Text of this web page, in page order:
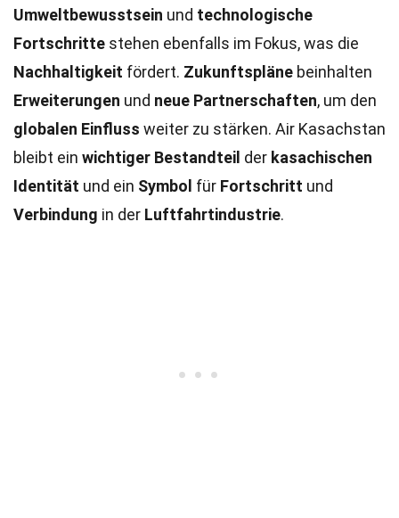
Umweltbewusstsein und technologische
Fortschritte stehen ebenfalls im Fokus, was die
Nachhaltigkeit fördert. Zukunftspläne beinhalten
Erweiterungen und neue Partnerschaften, um den
globalen Einfluss weiter zu stärken. Air Kasachstan
bleibt ein wichtiger Bestandteil der kasachischen
Identität und ein Symbol für Fortschritt und
Verbindung in der Luftfahrtindustrie.